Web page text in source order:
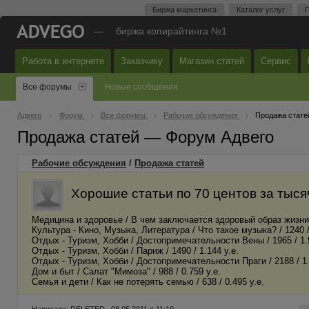
Биржа маркетинга Каталог услуг
— биржа копирайтинга №1
Работа в интернете Заказчику Магазин статей Сервис
Все форумы Новые сообщения
Адвего Форум Все форумы Рабочие обсуждения Продажа
Продажа статей — Форум Адвего
Рабочие обсуждения / Продажа статей
Хорошие статьи по 70 центов за
Медицина и здоровье / В чем заключается здоровый образ
Культура - Кино, Музыка, Литература / Что такое музыка? / 1240
Отдых - Туризм, Хобби / Достопримечательности Вены / 1965 /
Отдых - Туризм, Хобби / Париж / 1490 / 1.144 у.е.
Отдых - Туризм, Хобби / Достопримечательности Праги / 2188 /
Дом и быт / Салат "Мимоза" / 988 / 0.759 у.е.
Семья и дети / Как не потерять семью / 638 / 0.495 у.е.